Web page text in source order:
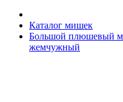
Каталог мишек
Большой плюшевый
жемчужный